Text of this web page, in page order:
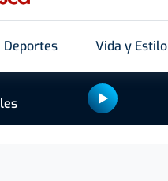
Deportes Vida y Estilo